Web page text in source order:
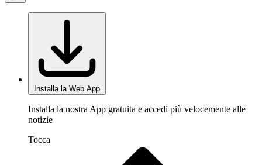
Installa la Web App
Installa la nostra App gratuita e accedi più velocemente alle
notizie
Tocca